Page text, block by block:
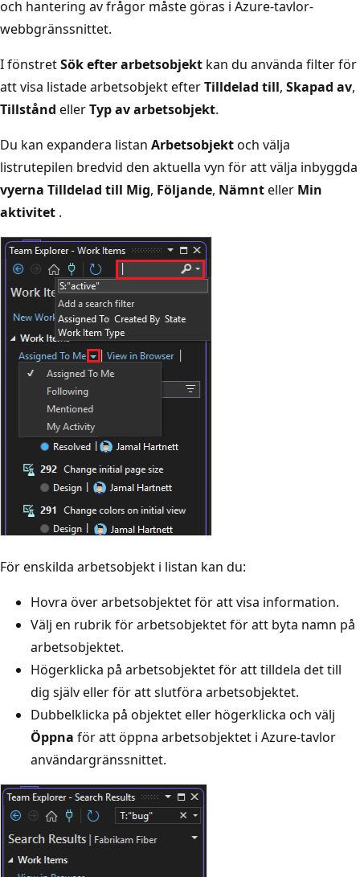
och hantering av frågor måste göras i Azure-tavlor-
webbgränssnittet.
I fönstretSök efter arbetsobjekt kan du använda filter för
att visa listade arbetsobjekt efterTilldelad till, Skapad av,
Tillstånd ellerTyp av arbetsobjekt.
Du kan expandera listan Arbetsobjektoch välja
listrutepilen bredvid den aktuella vyn för att välja inbyggda
vyerna Tilldelad till Mig, Följande, Nämnteller Min
aktivitet .
För enskilda arbetsobjekt i listan kan du:
Hovra över arbetsobjektet för att visa information.
Välj en rubrik för arbetsobjektet för att byta namn på
arbetsobjektet.
Högerklicka på arbetsobjektet för att tilldela det till
dig själv eller för att slutföra arbetsobjektet.
Dubbelklicka på objektet eller högerklicka och välj
Öppna för att öppna arbetsobjektet i Azure-tavlor
användargränssnittet.